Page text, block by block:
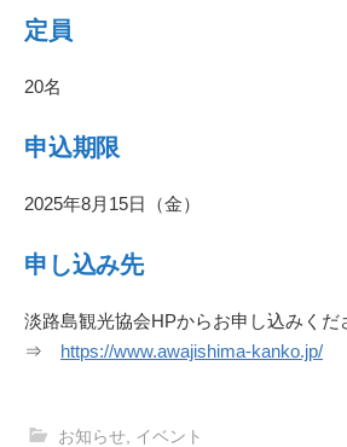
定員
20名
申込期限
2025年8月15日（金）
申し込み先
淡路島観光協会HPからお申し込みくだ
⇒ https://www.awajishima-kanko.jp/
お知らせ イベント